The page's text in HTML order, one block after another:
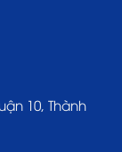
10, Thành